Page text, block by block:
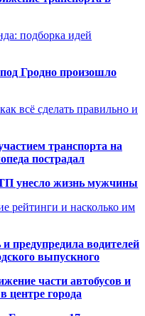
подборка идей
Гродно произошло
всё сделать правильно и
транспорта на
пострадал
унесло жизнь мужчины
рейтинги и насколько им
предупредила водителей
выпускного
части автобусов и
центре города